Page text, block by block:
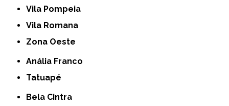
Vila Pompeia
Vila Romana
Zona Oeste
Anália Franco
Tatuapé
Bela Cintra